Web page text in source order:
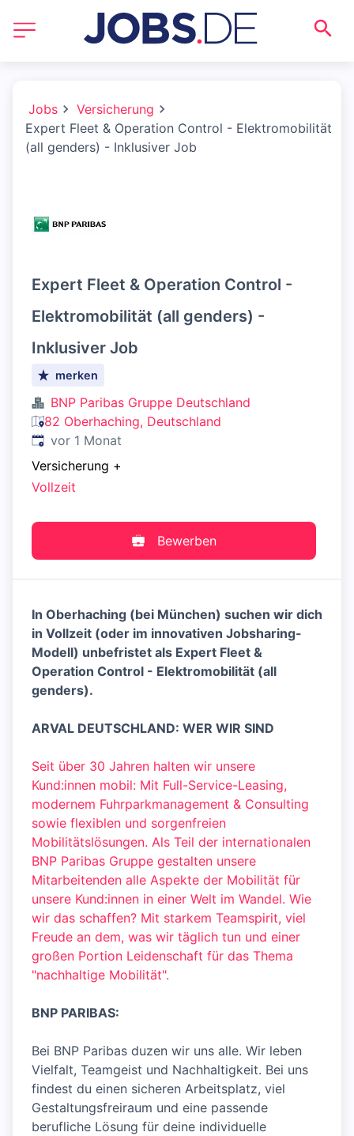
Jobs
Versicherung
Expert Fleet & Operation Control - Elektromobilität
(all genders) - Inklusiver Job
Expert Fleet & Operation Control -
Elektromobilität (all genders) -
Inklusiver Job
merken
BNP Paribas Gruppe Deutschland
82 Oberhaching, Deutschland
Veröffentlicht:
vor 1 Monat
Versicherung +
Vollzeit
Bewerben
In Oberhaching (bei München) suchen wir dich
in Vollzeit (oder im innovativen Jobsharing-
Modell) unbefristet als Expert Fleet &
Operation Control - Elektromobilität (all
genders).
ARVAL DEUTSCHLAND: WER WIR SIND
Seit über 30 Jahren halten wir unsere
Kund:innen mobil: Mit Full-Service-Leasing,
modernem Fuhrparkmanagement & Consulting
sowie flexiblen und sorgenfreien
Mobilitätslösungen. Als Teil der internationalen
BNP Paribas Gruppe gestalten unsere
Mitarbeitenden alle Aspekte der Mobilität für
unsere Kund:innen in einer Welt im Wandel. Wie
wir das schaffen? Mit starkem Teamspirit, viel
Freude an dem, was wir täglich tun und einer
großen Portion Leidenschaft für das Thema
"nachhaltige Mobilität".
BNP PARIBAS:
Bei BNP Paribas duzen wir uns alle. Wir leben
Vielfalt, Teamgeist und Nachhaltigkeit. Bei uns
findest du einen sicheren Arbeitsplatz, viel
Gestaltungsfreiraum und eine passende
berufliche Lösung für deine individuelle